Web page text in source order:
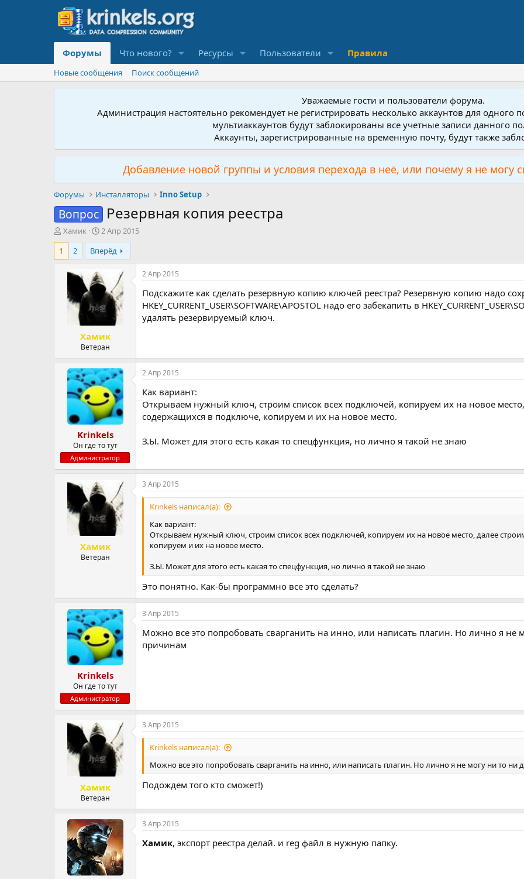
Форумы Что нового? Ресурсы Пользователи Правила
Новые сообщения Поиск сообщений
Уважаемые гости и пользователи форума.
Администрация настоятельно рекомендует не регистрировать несколько аккаунтов для
мультиаккаунтов будут заблокированы все учетные записи данного
Аккаунты, зарегистрированные на временную почту, будут также
Добавление новой группы и условия перехода в неё, или почему я не могу
Форумы Инсталляторы Inno Setup
Вопрос Резервная копия реестра
А
в
о
м
Хамик
Д
а
т
а
н
а
ч
а
л
а
2 Апр 2015
1
2 Вперёд
Хамик
Ветеран
2 Апр 2015
Подскажите как сделать резервную копию ключей реестра? Резервную копию надо
HKEY_CURRENT_USER\SOFTWARE\APOSTOL надо его забекапить в
удалять резервируемый ключ.
Krinkels
Он где то тут
Администратор
2 Апр 2015
Как вариант:
Открываем нужный ключ, строим список всех подключей, копируем их на новое
содержащихся в подключе, копируем и их на новое место.
З.Ы. Может для этого есть какая то спецфункция, но лично я такой не знаю
Хамик
Ветеран
3 Апр 2015
Krinkels написал(а):
Как вариант:
Открываем нужный ключ, строим список всех подключей, копируем их на новое место, далее
копируем и их на новое место.
З.Ы. Может для этого есть какая то спецфункция, но лично я такой не знаю
Это понятно. Как-бы программно все это сделать?
Krinkels
Он где то тут
Администратор
3 Апр 2015
Можно все это попробовать сварганить на инно, или написать плагин. Но лично я не
причинам
Хамик
Ветеран
3 Апр 2015
Krinkels написал(а):
Можно все это попробовать сварганить на инно, или написать плагин. Но лично я не могу ни то
Подождем того кто сможет!)
3 Апр 2015
Хамик, экспорт реестра делай. и reg файл в нужную папку.